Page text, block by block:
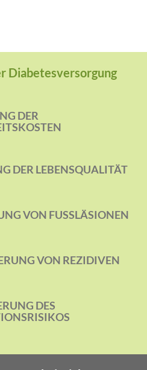
Diabetesversorgung
DER
DER LEBENSQUALITÄT
VON FUSSLÄSIONEN
VON REZIDIVEN
DES